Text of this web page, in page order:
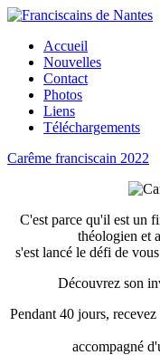
Accueil
Nouvelles
Contact
Photos
Liens
Téléchargements
Carême franciscain 2022
C'est parce qu'il est un
théologien et
s'est lancé le défi de
Découvrez son
Pendant 40 jours,
accompagné